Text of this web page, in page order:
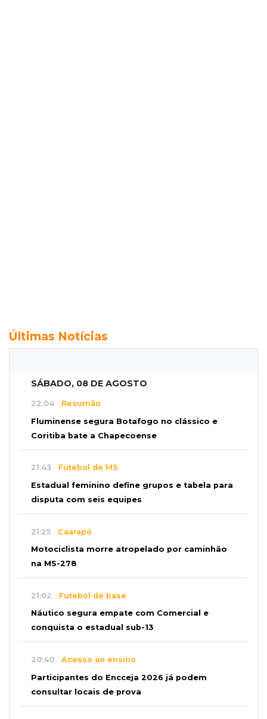
Últimas Notícias
SÁBADO, 08 DE AGOSTO
22:04 Resumão
Fluminense segura Botafogo no clássico e
Coritiba bate a Chapecoense
21:43 Futebol de MS
Estadual feminino define grupos e tabela para
disputa com seis equipes
21:25 Caarapó
Motociclista morre atropelado por caminhão
na MS-278
21:02 Futebol de base
Náutico segura empate com Comercial e
conquista o estadual sub-13
20:40 Acesso ao ensino
Participantes do Encceja 2026 já podem
consultar locais de prova